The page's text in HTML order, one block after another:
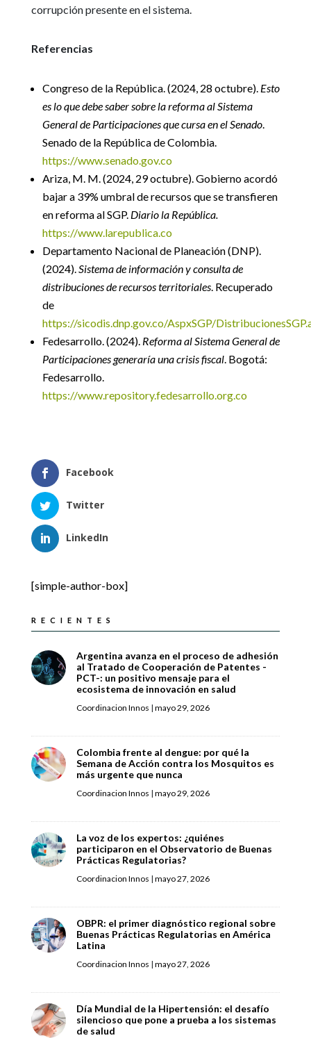
corrupción presente en el sistema.
Referencias
Congreso de la República. (2024, 28 octubre). Esto
es lo que debe saber sobre la reforma al Sistema
General de Participaciones que cursa en el Senado.
Senado de la República de Colombia.
https://www.senado.gov.co
Ariza, M. M. (2024, 29 octubre). Gobierno acordó
bajar a 39% umbral de recursos que se transfieren
en reforma al SGP. Diario la República.
https://www.larepublica.co
Departamento Nacional de Planeación (DNP).
(2024).Sistema de información y consulta de
distribuciones de recursos territoriales. Recuperado
de
https://sicodis.dnp.gov.co/AspxSGP/
Fedesarrollo. (2024). Reforma al Sistema General de
Participaciones generaría una crisis fiscal. Bogotá:
Fedesarrollo.
https://www.repository.fedesarrollo.org.co
Facebook
Twitter
LinkedIn
[simple-author-box]
RECIENTES
Argentina avanza en el proceso de adhesión
al Tratado de Cooperación de Patentes -
PCT-: un positivo mensaje para el
ecosistema de innovación en salud
Coordinacion Innos | mayo 29, 2026
Colombia frente al dengue: por qué la
Semana de Acción contra los Mosquitos es
más urgente que nunca
Coordinacion Innos | mayo 29, 2026
La voz de los expertos: ¿quiénes
participaron en el Observatorio de Buenas
Prácticas Regulatorias?
Coordinacion Innos | mayo 27, 2026
OBPR: el primer diagnóstico regional sobre
Buenas Prácticas Regulatorias en América
Latina
Coordinacion Innos | mayo 27, 2026
Día Mundial de la Hipertensión: el desafío
silencioso que pone a prueba a los sistemas
de salud